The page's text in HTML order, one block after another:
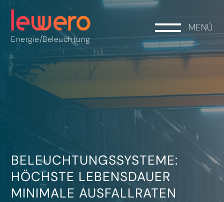
Energie/Beleuchtung
MENÜ
BELEUCHTUNGSSYSTEME:
HÖCHSTE LEBENSDAUER
MINIMALE AUSFALLRATEN